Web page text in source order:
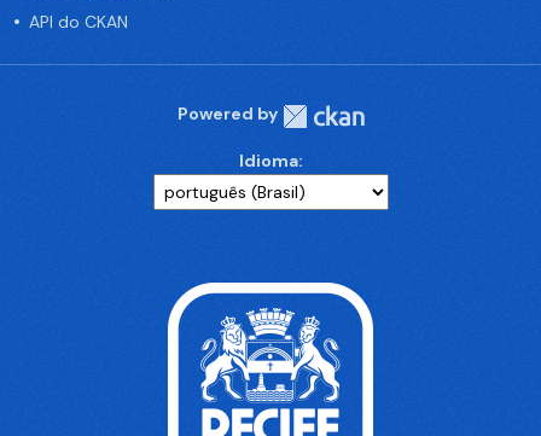
API do CKAN
Powered by
Idioma